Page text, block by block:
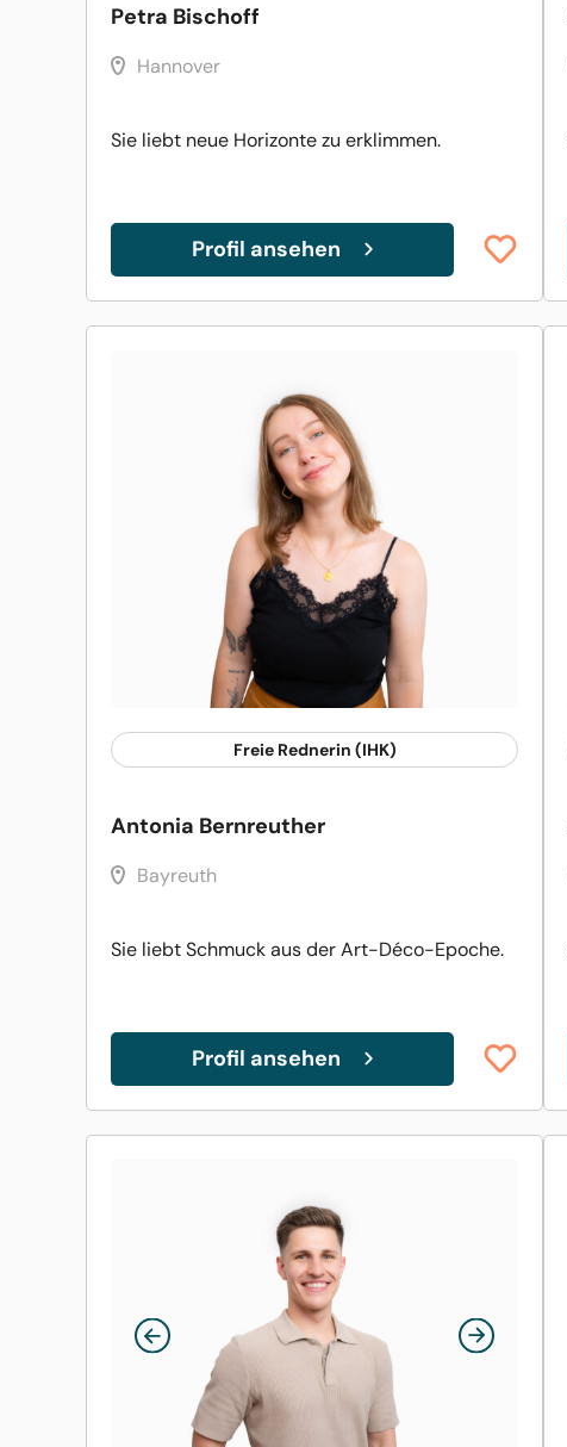
Petra Bischoff
Hannover
Sie liebt neue Horizonte zu erklimmen.
Profil ansehen
Freie Rednerin (IHK)
Antonia Bernreuther
Bayreuth
Sie liebt Schmuck aus der Art-Déco-Epoche.
Profil ansehen